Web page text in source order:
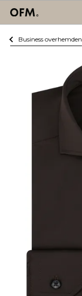
Business overhemden